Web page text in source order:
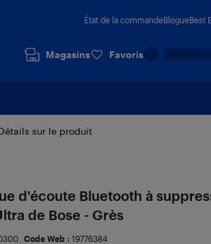
État de la commandeBlogueBest
Magasins Favoris
sur le produit
d'écoute Bluetooth à
de Bose - Grès
Code Web : 19776384